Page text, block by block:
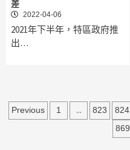
差
2022-04-06
2021年下半年，特區政府推
出…
文Previous 1 ... 823 824
869